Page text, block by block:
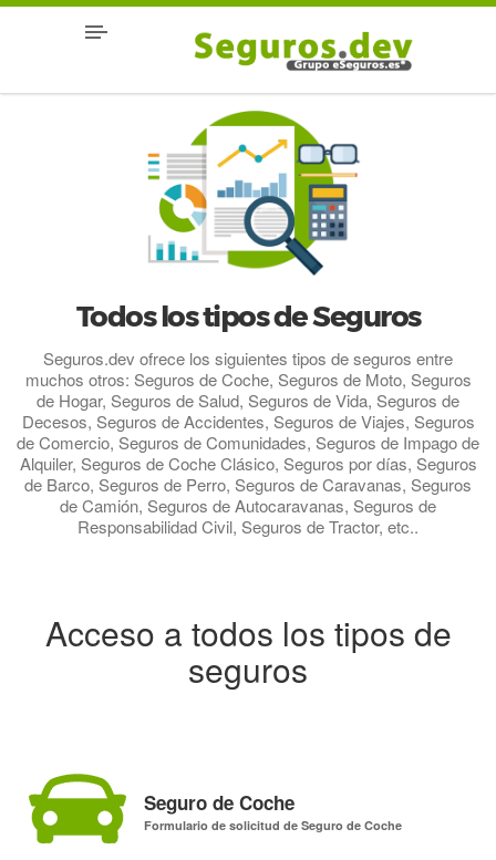
Todos los tipos de Seguros
Seguros.dev ofrece los siguientes tipos de seguros entre
muchos otros: Seguros de Coche, Seguros de Moto, Seguros
de Hogar, Seguros de Salud, Seguros de Vida, Seguros de
Decesos, Seguros de Accidentes, Seguros de Viajes, Seguros
de Comercio, Seguros de Comunidades, Seguros de Impago de
Alquiler, Seguros de Coche Clásico, Seguros por días, Seguros
de Barco, Seguros de Perro, Seguros de Caravanas, Seguros
de Camión, Seguros de Autocaravanas, Seguros de
Responsabilidad Civil, Seguros de Tractor, etc..
Acceso a todos los tipos de
seguros
Seguro de Coche
Formulario de solicitud de Seguro de Coche